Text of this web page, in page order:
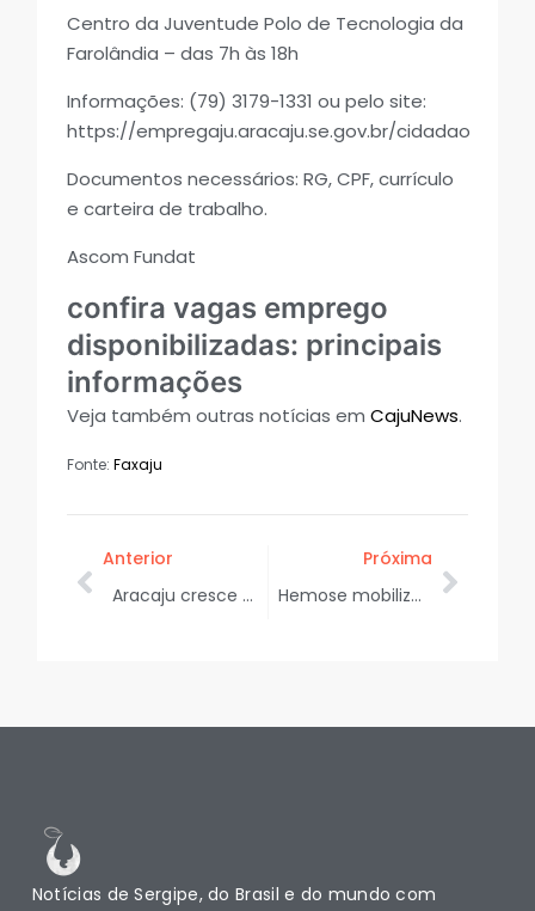
Centro da Juventude Polo de Tecnologia da
Farolândia – das 7h às 18h
Informações: (79) 3179-1331 ou pelo site:
https://empregaju.aracaju.se.gov.br/cidadao
Documentos necessários: RG, CPF, currículo
e carteira de trabalho.
Ascom Fundat
confira vagas emprego
disponibilizadas: principais
informações
Veja também outras notícias emCajuNews.
Fonte:Faxaju
Anterior
Aracaju cresce em qualidade de vida e alcança 3ª colocação do NE em levantamento nacional
Próxima
Hemose mobiliza doares para reequilibrar estoque de sangue neste sábado
Notícias de Sergipe, do Brasil e do mundo com